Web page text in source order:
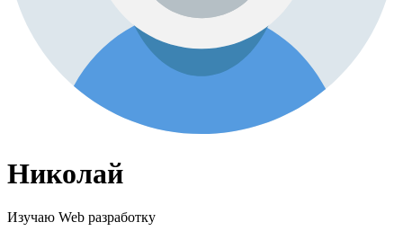
Николай
Изучаю Web разработку